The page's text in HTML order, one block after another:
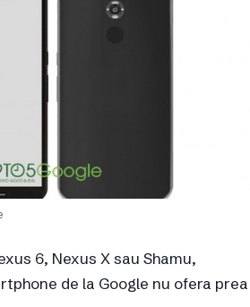
6, Nexus X sau Shamu,
de la Google nu ofera prea